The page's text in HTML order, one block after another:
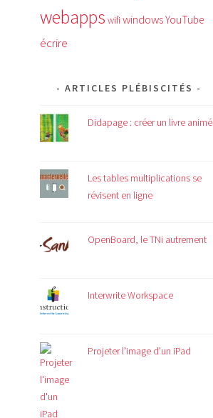
webapps wifi windowsYouTube
écrire
ARTICLES PLÉBISCITÉS
Didapage : créer un livre animé
Les tables multiplications se
révisent en ligne
OpenBoard, le TNi autrement
Interwrite Workspace
Projeter l'image d'un iPad